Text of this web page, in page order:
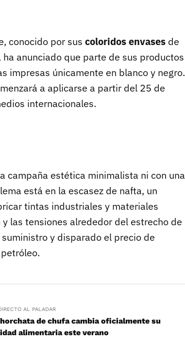
conocido por sus coloridos envases de
anunciado que parte de sus productos
impresas únicamente en blanco y negro.
a aplicarse a partir del 25 de
internacionales.
campaña estética minimalista ni con una
está en la escasez de nafta, un
tintas industriales y materiales
las tensiones alrededor del estrecho de
y disparado el precio de
AL PALADAR
de chufa cambia oficialmente su
alimentaria este verano